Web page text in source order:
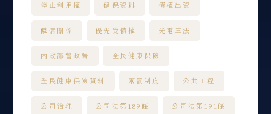
停止利用權 健保資料 債權出資
僱傭關係 優先受償權 光電三法
內政部警政署 全民健康保險
全民健康保險資料 兩罰制度 公共工程
公司治理 公司法第189條 公司法第191條